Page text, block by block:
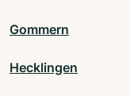
Gommern
Hecklingen